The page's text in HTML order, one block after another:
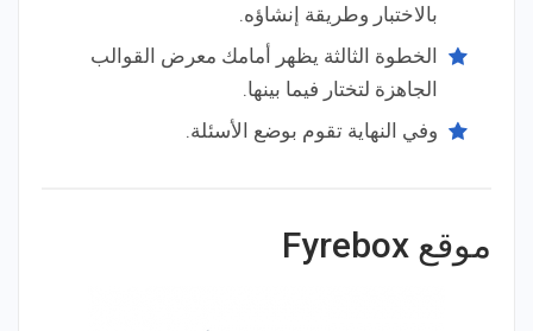
بالاختبار وطريقة إنشاؤه.
الخطوة الثالثة يظهر أمامك معرض القوالب
الجاهزة لتختار فيما بينها.
وفي النهاية تقوم بوضع الأسئلة.
موقع Fyrebox